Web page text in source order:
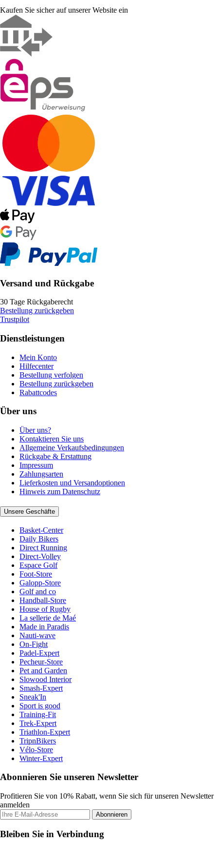
Kaufen Sie sicher auf unserer Website ein
Versand und Rückgabe
30 Tage Rückgaberecht
Bestellung zurückgeben
Trustpilot
Dienstleistungen
Mein Konto
Hilfecenter
Bestellung verfolgen
Bestellung zurückgeben
Rabattcodes
Über uns
Über uns?
Kontaktieren Sie uns
Allgemeine Verkaufsbedingungen
Rückgabe & Erstattung
Impressum
Zahlungsarten
Lieferkosten und Versandoptionen
Hinweis zum Datenschutz
Unsere Geschäfte
Basket-Center
Daily Bikers
Direct Running
Direct-Volley
Espace Golf
Foot-Store
Galopp-Store
Golf and co
Handball-Store
House of Rugby
La sellerie de Maé
Made in Paradis
Nauti-wave
On-Fight
Padel-Expert
Pecheur-Store
Pet and Garden
Slowood Interior
Smash-Expert
Sneak'In
Sport is good
Training-Fit
Trek-Expert
Triathlon-Expert
TripnBikers
Vélo-Store
Winter-Expert
Abonnieren Sie unseren Newsletter
Profitieren Sie von 10% Rabatt, wenn Sie sich für unseren Newsletter
anmelden
Abonnieren
Bleiben Sie in Verbindung